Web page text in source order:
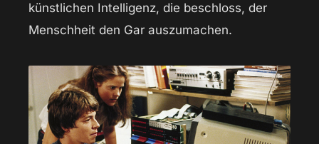
künstlichen Intelligenz, die beschloss, der
Menschheit den Gar auszumachen.